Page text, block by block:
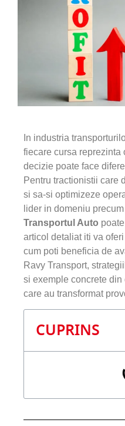
In industria
fiecare cursa reprezinta
decizie poate face
Pentru tractionistii care
si sa-si optimizeze
lider in domeniu precum
Transportul Auto
articol detaliat iti va
cum poti beneficia de
Ravy Transport,
si exemple concrete
care au transformat
CUPRINS